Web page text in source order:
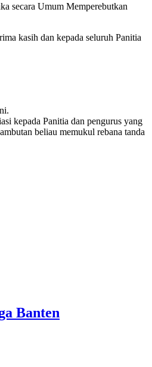
secara Umum Memperebutkan
kasih dan kepada seluruh Panitia
kepada Panitia dan pengurus yang
beliau memukul rebana tanda
Banten